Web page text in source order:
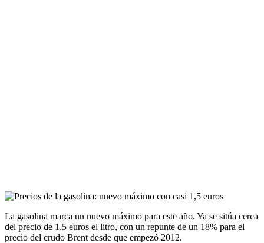
La gasolina marca un nuevo máximo para este año. Ya se sitúa cerca
del precio de 1,5 euros el litro, con un repunte de un 18% para el
precio del crudo Brent desde que empezó 2012.